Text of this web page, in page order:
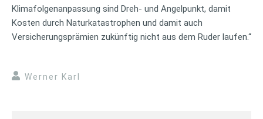
Klimafolgenanpassung sind Dreh- und Angelpunkt, damit
Kosten durch Naturkatastrophen und damit auch
Versicherungsprämien zukünftig nicht aus dem Ruder laufen.“
Werner Karl